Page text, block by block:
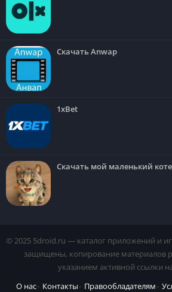
Скачать Anwap
1xBet
Скачать мой маленький
© 2025 5droid.ru — каталог приложений и
защищены, копирование материалов
указанием активной ссылки
О нас
Контакты Правообладателям